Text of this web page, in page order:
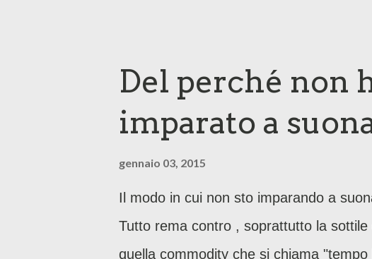
Del perché non
imparato a
gennaio 03, 2015
Il modo in cui non sto imparando a
Tutto rema contro , soprattutto la
quella commodity che si chiama